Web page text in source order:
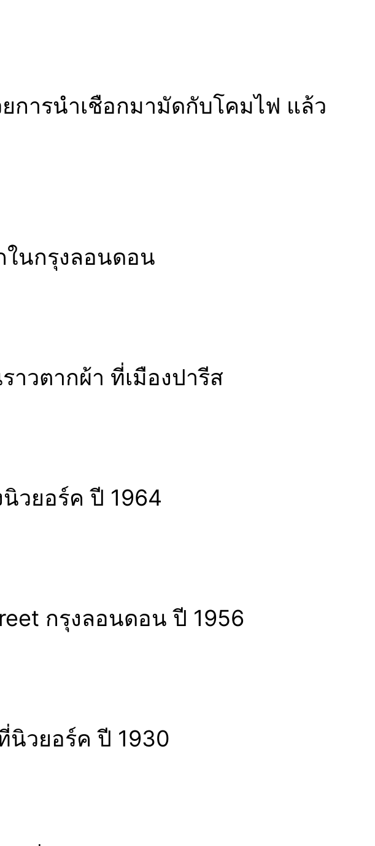
การนำเชือกมามัดกับโคมไฟ แล้ว
ในกรุงลอนดอน
าวตากผ้า ที่เมืองปารีส
วยอร์ค ปี 1964
กรุงลอนดอน ปี 1956
นิวยอร์ค ปี 1930